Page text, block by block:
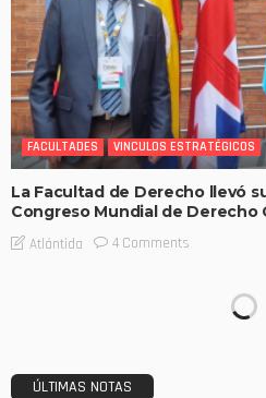
FACULTADES VINCULOS ESTRATÉGICOS
La Facultad de Derecho llevó
Congreso Mundial de
Atlántida 4 Comments
ÚLTIMAS NOTAS